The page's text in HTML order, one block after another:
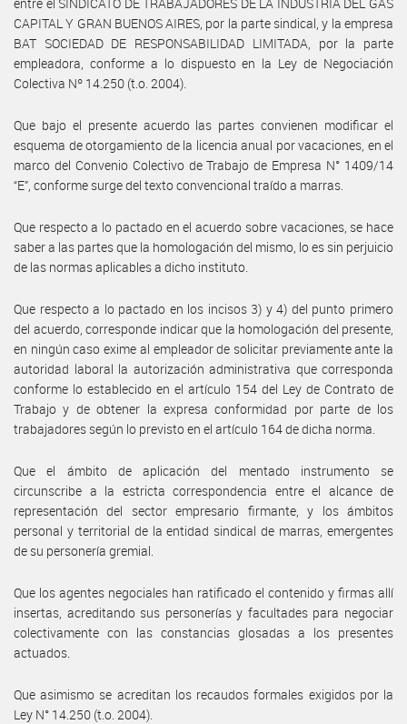
CAPITAL Y GRAN BUENOS AIRES, por la parte sindical, y la empresa
BAT SOCIEDAD DE RESPONSABILIDAD LIMITADA, por la parte
empleadora, conforme a lo dispuesto en la Ley de Negociación
Colectiva Nº 14.250 (t.o. 2004).
Que bajo el presente acuerdo las partes convienen modificar el
esquema de otorgamiento de la licencia anual por vacaciones, en el
marco del Convenio Colectivo de Trabajo de Empresa N° 1409/14
“E”, conforme surge del texto convencional traído a marras.
Que respecto a lo pactado en el acuerdo sobre vacaciones, se hace
saber a las partes que la homologación del mismo, lo es sin perjuicio
de las normas aplicables a dicho instituto.
Que respecto a lo pactado en los incisos 3) y 4) del punto primero
del acuerdo, corresponde indicar que la homologación del presente,
en ningún caso exime al empleador de solicitar previamente ante la
autoridad laboral la autorización administrativa que corresponda
conforme lo establecido en el artículo 154 del Ley de Contrato de
Trabajo y de obtener la expresa conformidad por parte de los
trabajadores según lo previsto en el artículo 164 de dicha norma.
Que el ámbito de aplicación del mentado instrumento se
circunscribe a la estricta correspondencia entre el alcance de
representación del sector empresario firmante, y los ámbitos
personal y territorial de la entidad sindical de marras, emergentes
de su personería gremial.
Que los agentes negociales han ratificado el contenido y firmas allí
insertas, acreditando sus personerías y facultades para negociar
colectivamente con las constancias glosadas a los presentes
actuados.
Que asimismo se acreditan los recaudos formales exigidos por la
Ley N° 14.250 (t.o. 2004).